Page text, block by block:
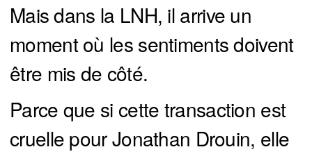
Mais dans la LNH, il arrive un
moment où les sentiments doivent
être mis de côté.
Parce que si cette transaction est
cruelle pour Jonathan Drouin, elle